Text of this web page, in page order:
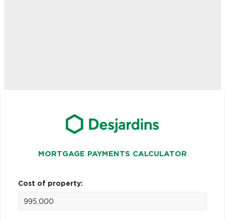
MORTGAGE PAYMENTS CALCULATOR
Cost of property: